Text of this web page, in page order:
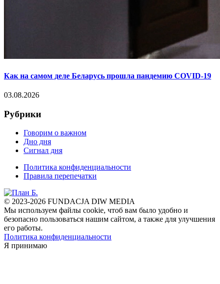
Как на самом деле Беларусь прошла пандемию COVID-19
03.08.2026
Рубрики
Говорим о важном
Дно дня
Сигнал дня
Политика конфиденциальности
Правила перепечатки
© 2023-2026 FUNDACJA DIW MEDIA
Мы используем файлы cookie, чтоб вам было удобно и
безопасно пользоваться нашим сайтом, а также для улучшения
его работы.
Политика конфиденциальности
Я принимаю